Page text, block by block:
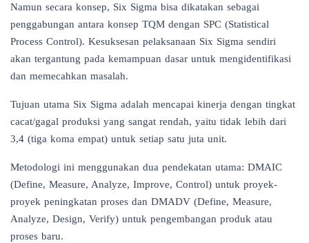
Namun secara konsep, Six Sigma bisa dikatakan sebagai
penggabungan antara konsep TQM dengan SPC (Statistical
Process Control). Kesuksesan pelaksanaan Six Sigma sendiri
akan tergantung pada kemampuan dasar untuk mengidentifikasi
dan memecahkan masalah.
Tujuan utama Six Sigma adalah mencapai kinerja dengan tingkat
cacat/gagal produksi yang sangat rendah, yaitu tidak lebih dari
3,4 (tiga koma empat) untuk setiap satu juta unit.
Metodologi ini menggunakan dua pendekatan utama: DMAIC
(Define, Measure, Analyze, Improve, Control) untuk proyek-
proyek peningkatan proses dan DMADV (Define, Measure,
Analyze, Design, Verify) untuk pengembangan produk atau
proses baru.